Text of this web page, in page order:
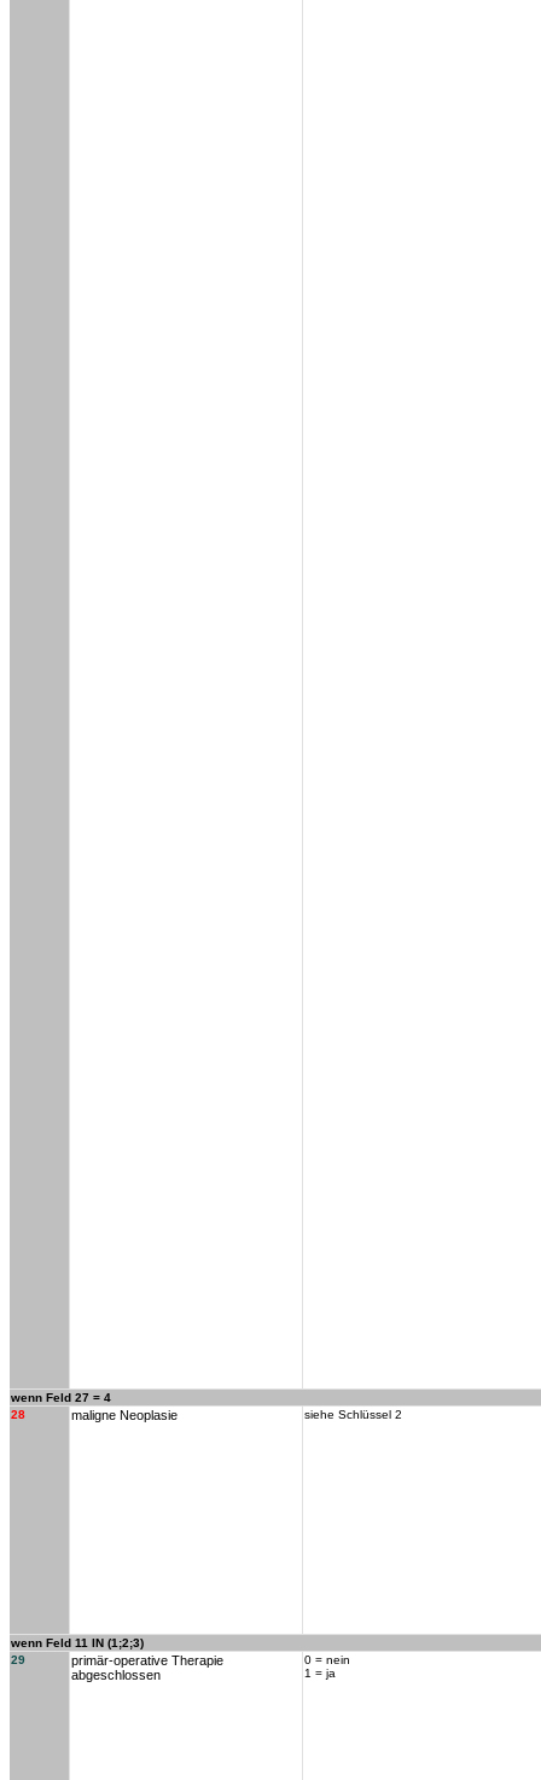
wenn Feld 27 = 4
28
maligne Neoplasie siehe Schlüssel 2
wenn Feld 11 IN (1;2;3)
29
primär-operative Therapie
abgeschlossen
0 = nein
1 = ja